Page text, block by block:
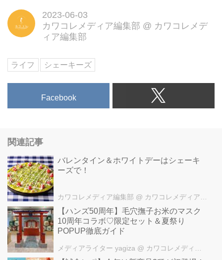
2023-06-03
カワコレメディア編集部 @ カワコレメデ
ィア編集部
ライフ シェーキーズ
Facebook
関連記事
バレンタイン＆ホワイトデーはシェーキ
ーズで！
カワコレメディア編集部 @ カワコレメディア編集部
【ハンズ50周年】毛穴撫子お米のマスク
10周年コラボ♡限定セット＆夏祭り
POPUP徹底ガイド
メディアライター yagiza @ カワコレメディア編集部